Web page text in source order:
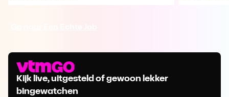
Kijk live, uitgesteld of gewoon lekker
bingewatchen